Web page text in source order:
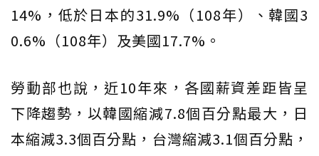
14%，低於日本的31.9%（108年）、韓國3
0.6%（108年）及美國17.7%。
勞動部也說，近10年來，各國薪資差距皆呈
下降趨勢，以韓國縮減7.8個百分點最大，日
本縮減3.3個百分點，台灣縮減3.1個百分點，